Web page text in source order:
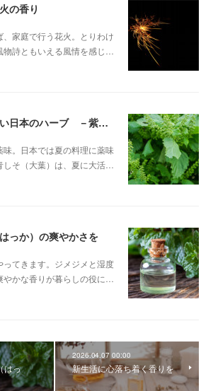
の香り
家庭で行う花火。とりわけ
詩ともいえる風情を感じ…
夏の食卓に欠かせない日本のハーブ －紫蘇（しそ）－
。日本では夏の料理に薬味
そ（大葉）は、夏に大活…
っか）の爽やかさを
てきます。ジメジメと湿度
かな香りが暮らしの役に…
はっ
2026.04.07 00:00
新生活に心落ち着く香りを